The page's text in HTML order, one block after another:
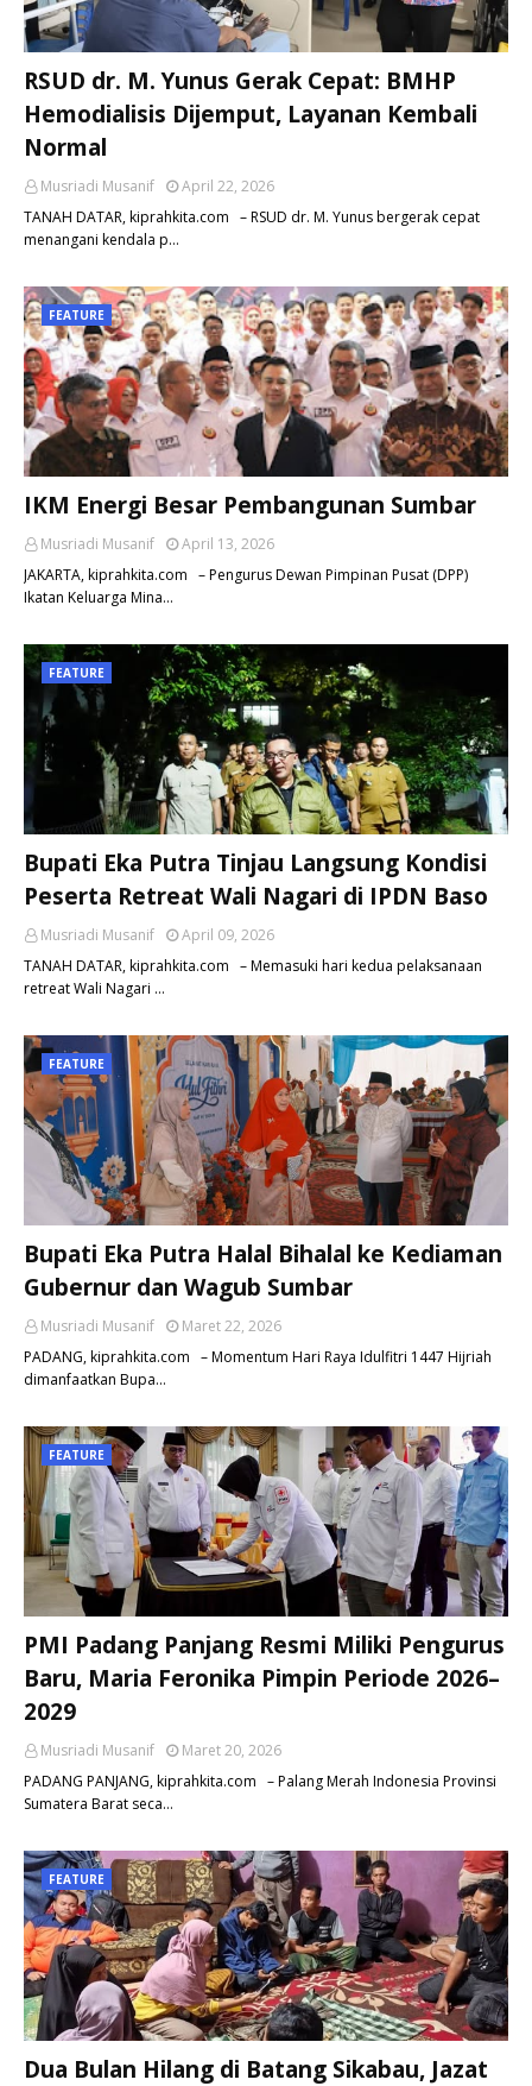
RSUD dr. M. Yunus Gerak Cepat: BMHP
Hemodialisis Dijemput, Layanan Kembali
Normal
Musriadi Musanif
April 22, 2026
TANAH DATAR, kiprahkita.com – RSUD dr. M. Yunus bergerak cepat
menangani kendala p…
FEATURE
IKM Energi Besar Pembangunan Sumbar
Musriadi Musanif
April 13, 2026
JAKARTA, kiprahkita.com – Pengurus Dewan Pimpinan Pusat (DPP)
Ikatan Keluarga Mina…
FEATURE
Bupati Eka Putra Tinjau Langsung Kondisi
Peserta Retreat Wali Nagari di IPDN Baso
Musriadi Musanif
April 09, 2026
TANAH DATAR, kiprahkita.com – Memasuki hari kedua pelaksanaan
retreat Wali Nagari …
FEATURE
Bupati Eka Putra Halal Bihalal ke Kediaman
Gubernur dan Wagub Sumbar
Musriadi Musanif
Maret 22, 2026
PADANG, kiprahkita.com – Momentum Hari Raya Idulfitri 1447 Hijriah
dimanfaatkan Bupa…
FEATURE
PMI Padang Panjang Resmi Miliki Pengurus
Baru, Maria Feronika Pimpin Periode 2026–
2029
Musriadi Musanif
Maret 20, 2026
PADANG PANJANG, kiprahkita.com – Palang Merah Indonesia Provinsi
Sumatera Barat seca…
FEATURE
Dua Bulan Hilang di Batang Sikabau, Jazat